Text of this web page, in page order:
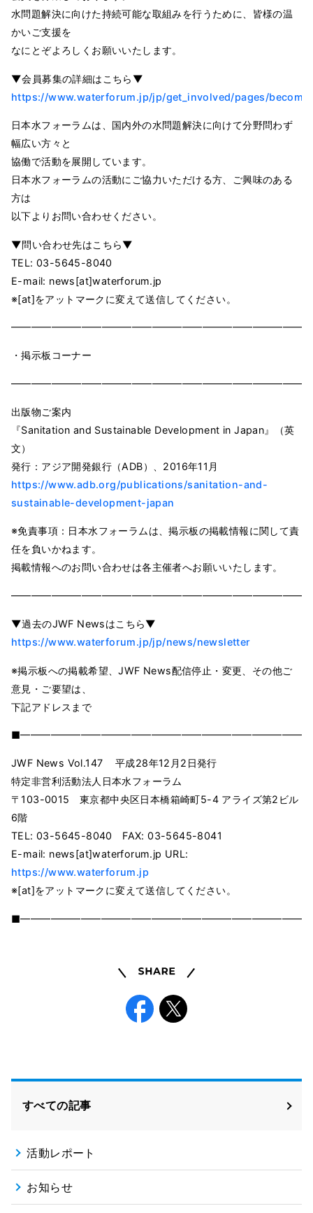
水問題解決に向けた持続可能な取組みを行うために、皆様の温
かいご支援を
なにとぞよろしくお願いいたします。
▼会員募集の詳細はこちら▼
https://www.waterforum.jp/jp/get_involved/pages/
日本水フォーラムは、国内外の水問題解決に向けて分野問わず
幅広い方々と
協働で活動を展開しています。
日本水フォーラムの活動にご協力いただける方、ご興味のある
方は
以下よりお問い合わせください。
▼問い合わせ先はこちら▼
TEL: 03-5645-8040
E-mail: news[at]waterforum.jp
※[at]をアットマークに変えて送信してください。
・掲示板コーナー
出版物ご案内
『Sanitation and Sustainable Development in Japan』（英
文）
発行：アジア開発銀行（ADB）、2016年11月
https://www.adb.org/publications/sanitation-and-
sustainable-development-japan
※免責事項：日本水フォーラムは、掲示板の掲載情報に関して責
任を負いかねます。
掲載情報へのお問い合わせは各主催者へお願いいたします。
▼過去のJWF Newsはこちら▼
https://www.waterforum.jp/jp/news/newsletter
※掲示板への掲載希望、JWF News配信停止・変更、その他ご
意見・ご要望は、
下記アドレスまで
JWF News Vol.147 平成28年12月2日発行
特定非営利活動法人日本水フォーラム
〒103-0015 東京都中央区日本橋箱崎町5-4 アライズ第2ビル
6階
TEL: 03-5645-8040 FAX: 03-5645-8041
E-mail: news[at]waterforum.jp URL:
https://www.waterforum.jp
※[at]をアットマークに変えて送信してください。
Share
すべての記事
活動レポート
お知らせ